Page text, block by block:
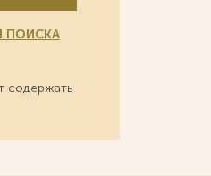
ПОИСКА
содержать